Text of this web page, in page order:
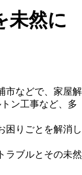
未然に
市などで、家屋解
ン工事など、多
困りごとを解消し
ラブルとその未然